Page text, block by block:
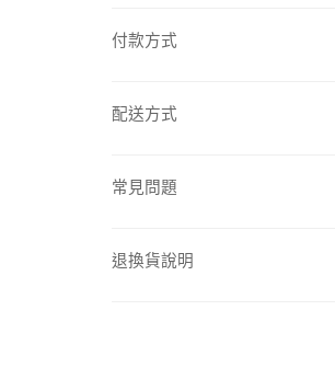
【營養
【台灣
【海外
付款方式
配送方式
常見問題
退換貨說明